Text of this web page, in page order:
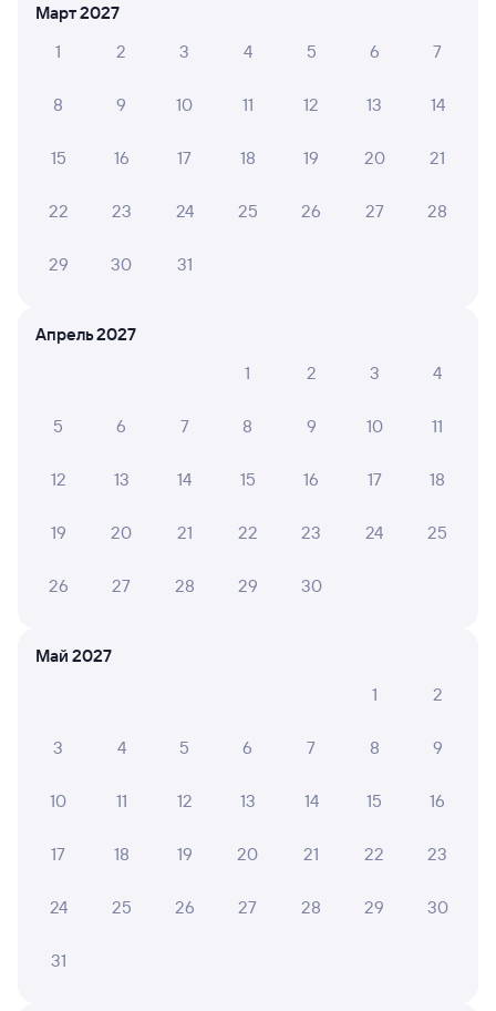
Альфа
2 ⁠100 ⁠₽
Центральная
2 ⁠319 ⁠₽
Отзывы пассажиров Туту о поездах
по этому направлению
отрицательные мнения
такие вагоны?
10
18 июля 2026 • Поезд 053Я
тяжелых чемоданов по этой входной лестнице( не
проводниками- женщинами)
10 Евгений с.
Мне вообще не нравится общий вагон особино
старый
Март 2027
1
2 3 4 5 6 7
8 9 10 11 12 13 14
15 16 17 18 19 20 21
22 23 24 25 26 27 28
29 30 31
Апрель 2027
1
2 3 4
5 6 7 8 9 10 11
12 13 14 15 16 17 18
19 20 21 22 23 24 25
26 27 28 29 30
Май 2027
1
2
3 4 5 6 7 8 9
10 11 12 13 14 15 16
17 18 19 20 21 22 23
24 25 26 27 28 29 30
31